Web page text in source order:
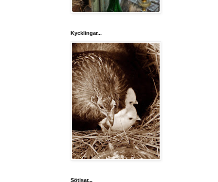
Kycklingar...
Sötisar...